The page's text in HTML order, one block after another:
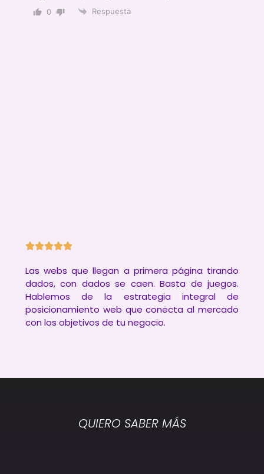
0 Respuesta
Las webs que llegan a primera página tirando
dados, con dados se caen. Basta de juegos.
Hablemos de la estrategia integral de
posicionamiento web que conecta al mercado
con los objetivos de tu negocio.
QUIERO SABER MÁS